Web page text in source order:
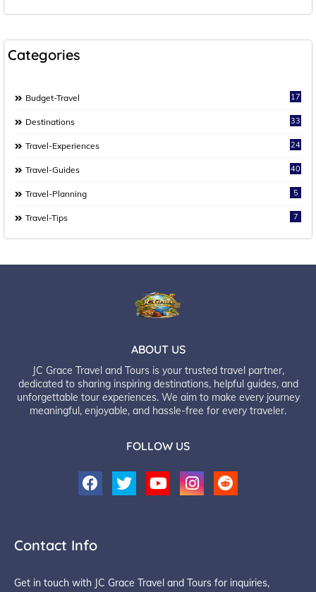
Categories
Budget-Travel 17
Destinations 33
Travel-Experiences 24
Travel-Guides 40
Travel-Planning 5
Travel-Tips 7
ABOUT US
JC Grace Travel and Tours is your trusted travel partner,
dedicated to sharing inspiring destinations, helpful guides, and
unforgettable tour experiences. We aim to make every journey
meaningful, enjoyable, and hassle-free for every traveler.
FOLLOW US
Contact Info
Get in touch with JC Grace Travel and Tours for inquiries,